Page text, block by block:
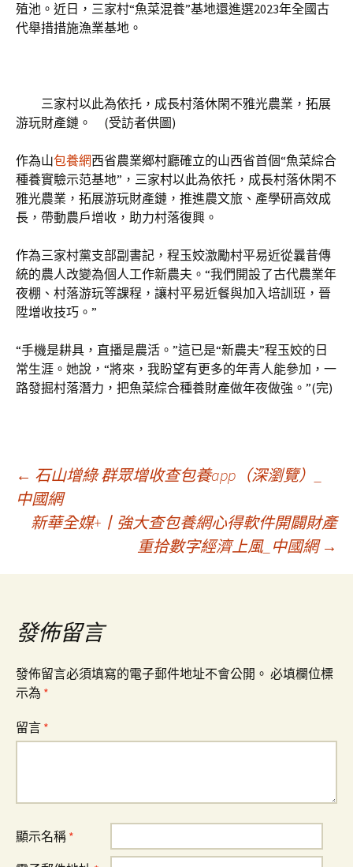
殖池。近日，三家村“魚菜混養”基地還進選2023年全國古
代舉措措施漁業基地。
三家村以此為依托，成長村落休閑不雅光農業，拓展
游玩財產鏈。 (受訪者供圖)
作為山包養網西省農業鄉村廳確立的山西省首個“魚菜綜合
種養實驗示范基地”，三家村以此為依托，成長村落休閑不
雅光農業，拓展游玩財產鏈，推進農文旅、產學研高效成
長，帶動農戶增收，助力村落復興。
作為三家村黨支部副書記，程玉姣激勵村平易近從曩昔傳
統的農人改變為個人工作新農夫。“我們開設了古代農業年
夜棚、村落游玩等課程，讓村平易近餐與加入培訓班，晉
陞增收技巧。”
“手機是耕具，直播是農活。”這已是“新農夫”程玉姣的日
常生涯。她說，“將來，我盼望有更多的年青人能參加，一
路發掘村落潛力，把魚菜綜合種養財產做年夜做強。”(完)
文
章
導
覽
← 石山增綠 群眾增收查包養app（深瀏覽）_
中國網
新華全媒+丨強大查包養網心得軟件開闢財產
重拾數字經濟上風_中國網 →
發佈留言
發佈留言必須填寫的電子郵件地址不會公開。 必填欄位標
示為 *
留言 *
顯示名稱 *